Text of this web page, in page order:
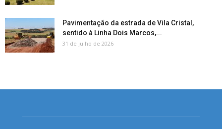
Pavimentação da estrada de Vila Cristal,
sentido à Linha Dois Marcos,...
31 de julho de 2026